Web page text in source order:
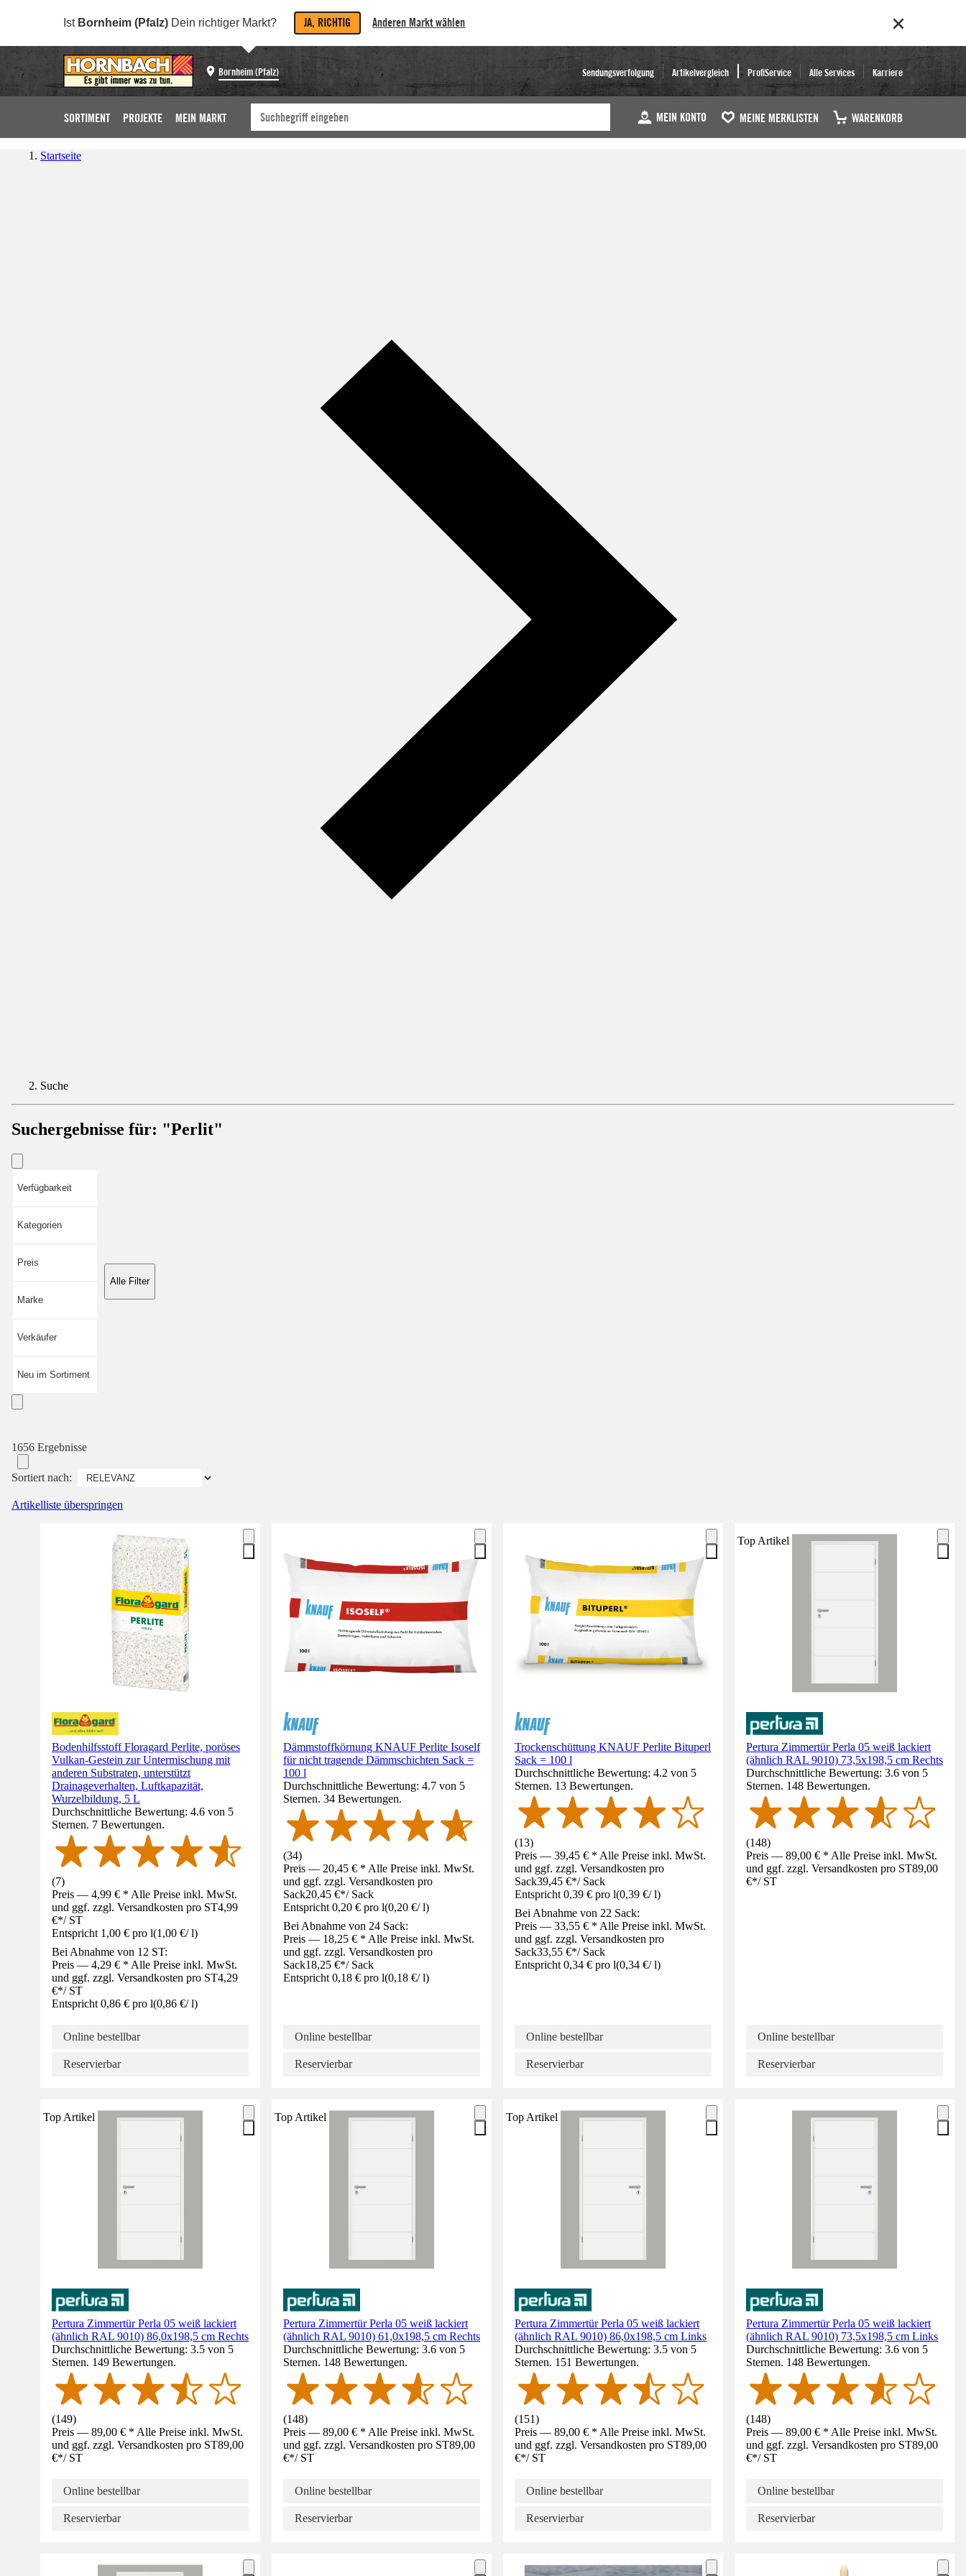
Ist Bornheim (Pfalz) Dein richtiger Markt? JA, RICHTIG Anderen Markt wählen
Bornheim (Pfalz) Sendungsverfolgung Artikelvergleich ProfiService Alle Services Karriere
SORTIMENT PROJEKTE MEIN MARKT MEIN KONTO MEINE MERKLISTEN WARENKORB
Startseite
Suche
Suchergebnisse für: "Perlit"
Verfügbarkeit
Kategorien
Preis
Marke
Verkäufer
Neu im Sortiment
Alle Filter
1656 Ergebnisse
Sortiert nach:
Artikelliste überspringen
Bodenhilfsstoff Floragard Perlite, poröses
Vulkan-Gestein zur Untermischung mit
anderen Substraten, unterstützt
Drainageverhalten, Luftkapazität,
Wurzelbildung, 5 L
Durchschnittliche Bewertung: 4.6 von 5
Sternen. 7 Bewertungen.
(7)
Preis — 4,99 € * Alle Preise inkl. MwSt.
und ggf. zzgl. Versandkosten pro ST4,99
€*/ ST
Entspricht 1,00 € pro l(1,00 €/ l)
Bei Abnahme von 12 ST:
Preis — 4,29 € * Alle Preise inkl. MwSt.
und ggf. zzgl. Versandkosten pro ST4,29
€*/ ST
Entspricht 0,86 € pro l(0,86 €/ l)
Online bestellbar
Reservierbar
Dämmstoffkörnung KNAUF Perlite Isoself
für nicht tragende Dämmschichten Sack =
100 l
Durchschnittliche Bewertung: 4.7 von 5
Sternen. 34 Bewertungen.
(34)
Preis — 20,45 € * Alle Preise inkl. MwSt.
und ggf. zzgl. Versandkosten pro
Sack20,45 €*/ Sack
Entspricht 0,20 € pro l(0,20 €/ l)
Bei Abnahme von 24 Sack:
Preis — 18,25 € * Alle Preise inkl. MwSt.
und ggf. zzgl. Versandkosten pro
Sack18,25 €*/ Sack
Entspricht 0,18 € pro l(0,18 €/ l)
Online bestellbar
Reservierbar
Trockenschüttung KNAUF Perlite Bituperl
Sack = 100 l
Durchschnittliche Bewertung: 4.2 von 5
Sternen. 13 Bewertungen.
(13)
Preis — 39,45 € * Alle Preise inkl. MwSt.
und ggf. zzgl. Versandkosten pro
Sack39,45 €*/ Sack
Entspricht 0,39 € pro l(0,39 €/ l)
Bei Abnahme von 22 Sack:
Preis — 33,55 € * Alle Preise inkl. MwSt.
und ggf. zzgl. Versandkosten pro
Sack33,55 €*/ Sack
Entspricht 0,34 € pro l(0,34 €/ l)
Online bestellbar
Reservierbar
Top Artikel
Pertura Zimmertür Perla 05 weiß lackiert
(ähnlich RAL 9010) 73,5x198,5 cm Rechts
Durchschnittliche Bewertung: 3.6 von 5
Sternen. 148 Bewertungen.
(148)
Preis — 89,00 € * Alle Preise inkl. MwSt.
und ggf. zzgl. Versandkosten pro ST89,00
€*/ ST
Online bestellbar
Reservierbar
Top Artikel
Pertura Zimmertür Perla 05 weiß lackiert
(ähnlich RAL 9010) 86,0x198,5 cm Rechts
Durchschnittliche Bewertung: 3.5 von 5
Sternen. 149 Bewertungen.
(149)
Preis — 89,00 € * Alle Preise inkl. MwSt.
und ggf. zzgl. Versandkosten pro ST89,00
€*/ ST
Online bestellbar
Reservierbar
Top Artikel
Pertura Zimmertür Perla 05 weiß lackiert
(ähnlich RAL 9010) 61,0x198,5 cm Rechts
Durchschnittliche Bewertung: 3.6 von 5
Sternen. 148 Bewertungen.
(148)
Preis — 89,00 € * Alle Preise inkl. MwSt.
und ggf. zzgl. Versandkosten pro ST89,00
€*/ ST
Online bestellbar
Reservierbar
Top Artikel
Pertura Zimmertür Perla 05 weiß lackiert
(ähnlich RAL 9010) 86,0x198,5 cm Links
Durchschnittliche Bewertung: 3.5 von 5
Sternen. 151 Bewertungen.
(151)
Preis — 89,00 € * Alle Preise inkl. MwSt.
und ggf. zzgl. Versandkosten pro ST89,00
€*/ ST
Online bestellbar
Reservierbar
Pertura Zimmertür Perla 05 weiß lackiert
(ähnlich RAL 9010) 73,5x198,5 cm Links
Durchschnittliche Bewertung: 3.6 von 5
Sternen. 148 Bewertungen.
(148)
Preis — 89,00 € * Alle Preise inkl. MwSt.
und ggf. zzgl. Versandkosten pro ST89,00
€*/ ST
Online bestellbar
Reservierbar